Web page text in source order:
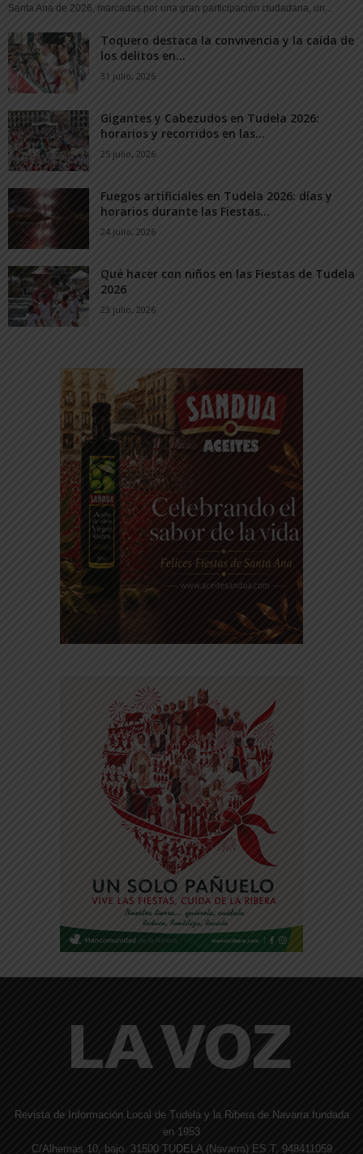
Santa Ana de 2026, marcadas por una gran participación ciudadana, un...
Toquero destaca la convivencia y la caída de
los delitos en...
31 julio, 2026
Gigantes y Cabezudos en Tudela 2026:
horarios y recorridos en las...
25 julio, 2026
Fuegos artificiales en Tudela 2026: días y
horarios durante las Fiestas...
24 julio, 2026
Qué hacer con niños en las Fiestas de Tudela
2026
23 julio, 2026
Revista de Información Local de Tudela y la Ribera de Navarra fundada
en 1953
C/Alhemas 10, bajo. 31500 TUDELA (Navarra) ES T. 948411059